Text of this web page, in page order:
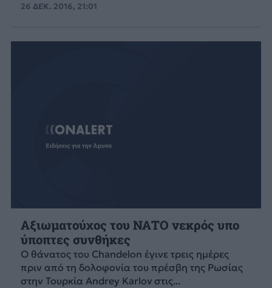
26 ΔΕΚ. 2016, 21:01
Αξιωματούχος του ΝΑΤΟ νεκρός υπο
ύποπτες συνθήκες
Ο θάνατος του Chandelon έγινε τρεις ημέρες
πριν από τη δολοφονία του πρέσβη της Ρωσίας
στην Τουρκία Andrey Karlov στις...